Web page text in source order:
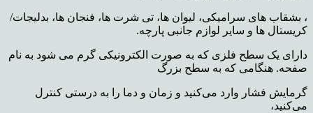
، بشقاب های سرامیکی، لیوان ها، تی شرت ها، فنجان ها، بدلیجات/
کریستال ها و سایر لوازم جانبی پارچه.
دارای یک سطح فلزی که به صورت الکترونیکی گرم می شود به نام
صفحه. هنگامی که به سطح بزرگ
گرمایش فشار وارد می‌کنید و زمان و دما را به درستی کنترل
می‌کنید،